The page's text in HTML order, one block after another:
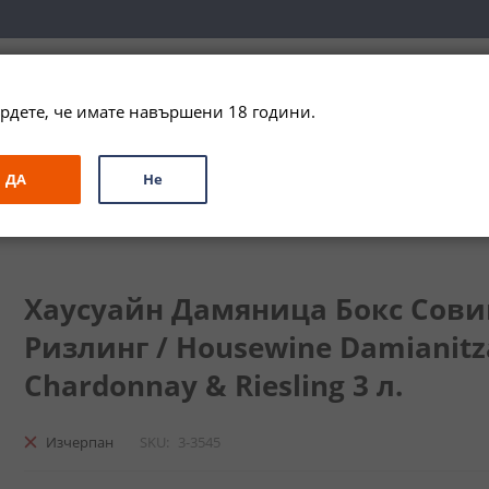
ЗА ПОДАРЪК ПРОМО СПЕЦИАЛНИ ПРЕДЛОЖЕНИЯ
Бокс Совиньон Блан & Шардоне & Ризлинг / Housewine
Хаусуайн Дамяница Бокс
Ризлинг / Housewine
Chardonnay & Riesling 3 л.
Изчерпан SKU 3-3545
че имате навършени 18 години.
ДА Не